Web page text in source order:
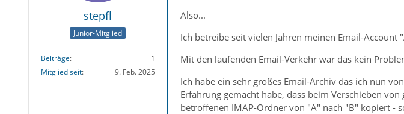
stepfl
Junior-Mitglied
Beiträge
1
Mitglied seit
9. Feb. 2025
Also...
Ich betreibe seit vielen Jahren meinen Email-
Mit den laufenden Email-Verkehr war das kein
Ich habe ein sehr großes Email-Archiv das ich nun
Erfahrung gemacht habe, dass beim Verschieben
betroffenen IMAP-Ordner von "A" nach "B" kopiert -